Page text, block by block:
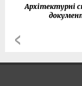
Архітектурні